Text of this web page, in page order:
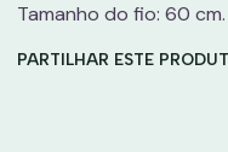
Tamanho do fio: 60 cm.
PARTILHAR ESTE